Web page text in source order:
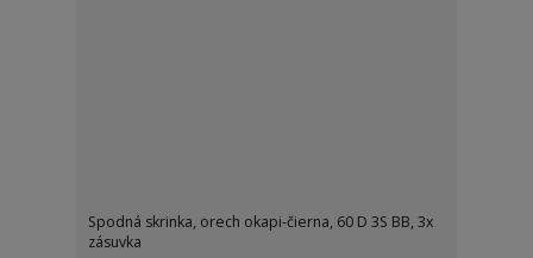
Spodná skrinka, orech okapi-čierna, 60 D 3S BB, 3x
zásuvka